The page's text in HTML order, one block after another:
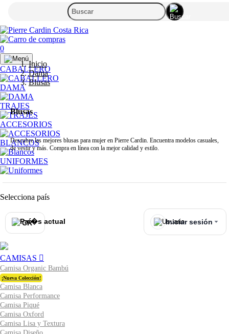
0
CABALLERO
DAMA
TRAJES
ACCESORIOS
BLANCOS
UNIFORMES
Selecciona país
CR Iniciar sesión
CAMISAS
Camisa Organic Bambú
¡Nueva Colección!
Camisa Blanca
Camisa Performance
Camisa Piqué
Camisa Oxford
Camisa Lisa y Textura
Inicio
Dama
Blusas
Blusas
Descubre las mejores blusas para mujer en Pierre Cardin. Encuentra modelos casuales,
de vestir y más. Compra en línea con la mejor calidad y estilo.